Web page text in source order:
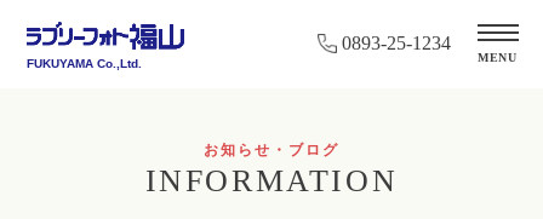
FUKUYAMA Co.,Ltd.
0893-25-1234
MENU
お知らせ・ブログ
INFORMATION